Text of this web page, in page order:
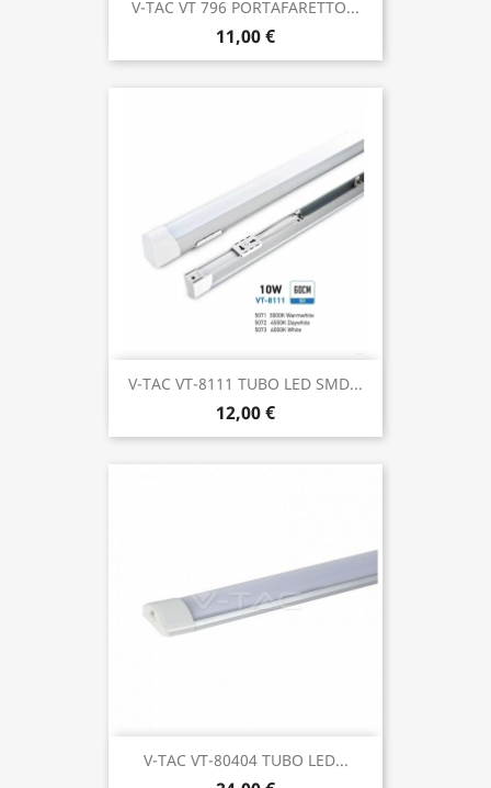
V-TAC VT 796 PORTAFARETTO...
11,00 €
V-TAC VT-8111 TUBO LED SMD...
12,00 €
V-TAC VT-80404 TUBO LED...